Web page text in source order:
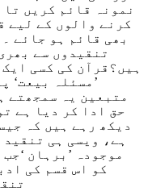
نمونہ قائم کریں
کرنے والوں کے لیے
بھی قائم ہو جائے
تنقیدوں سے
ہیں؟قرآن کی کسی
’مسئلہ بیعت‘
متبعین یہ سمجھتے
حق ادا کر دیا ہے
دیکھ رہے ہیں کہ
ہے، ویسی ہی
موجودہ ’برہان
کو اس قسم کی